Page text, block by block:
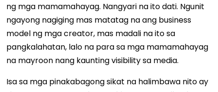
ng mga mamamahayag. Nangyari na ito dati. Ngunit
ngayong nagiging mas matatag na ang business
model ng mga creator, mas madali na ito sa
pangkalahatan, lalo na para sa mga mamamahayag
na mayroon nang kaunting visibility sa media.
Isa sa mga pinakabagong sikat na halimbawa nito ay